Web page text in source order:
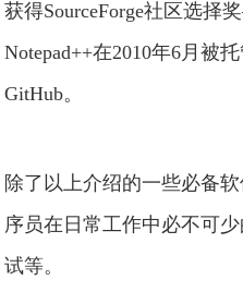
获得SourceForge社区选择
Notepad++在2010年6月被
GitHub。
除了以上介绍的一些必备
序员在日常工作中必不可
试等。